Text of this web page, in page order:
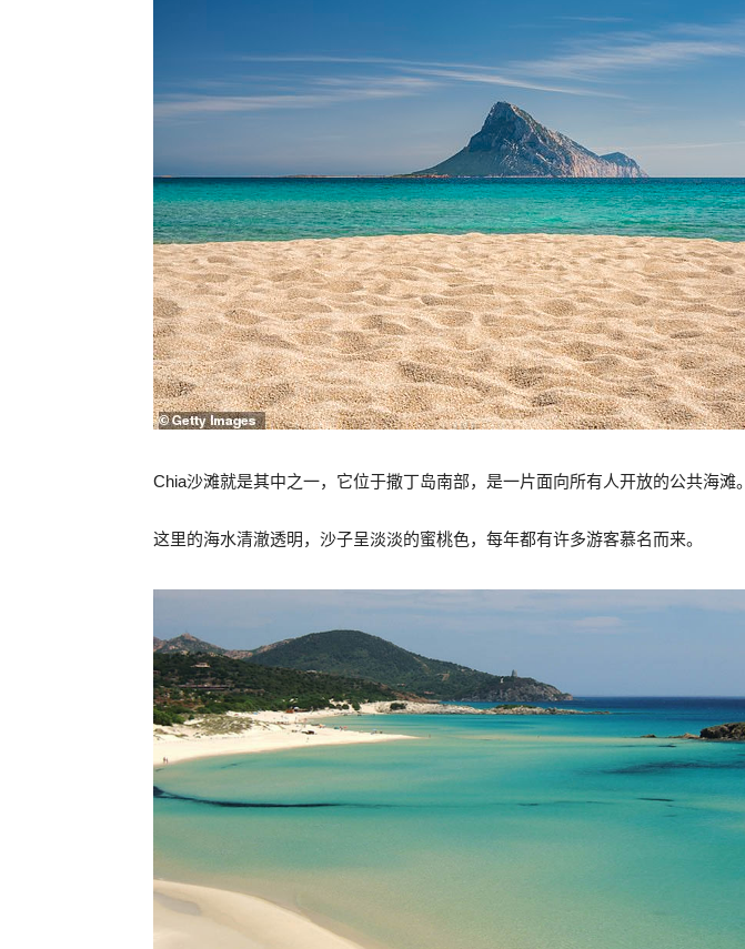
Chia沙滩就是其中之一，它位于撒丁岛南部，是一片面向所有人开放的公共海滩。
这里的海水清澈透明，沙子呈淡淡的蜜桃色，每年都有许多游客慕名而来。